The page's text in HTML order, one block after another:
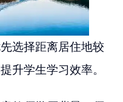
选择距离居住地较
升学生学习效率。